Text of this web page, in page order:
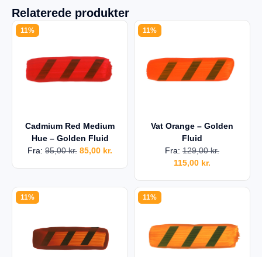
Relaterede produkter
11%
Cadmium Red Medium
Hue – Golden Fluid
Fra: 95,00kr. 85,00 kr.
11%
Vat Orange – Golden
Fluid
Fra: 129,00kr.
115,00 kr.
11% 11%